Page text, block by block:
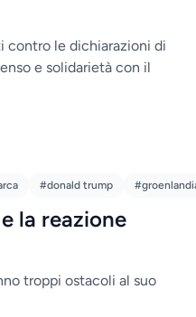
contro le dichiarazioni di
e solidarietà con il
#donald trump
la reazione
troppi ostacoli al suo